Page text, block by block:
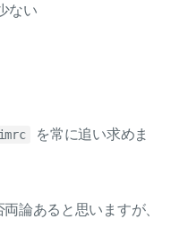
ない
を常に追い求めま
論あると思いますが、